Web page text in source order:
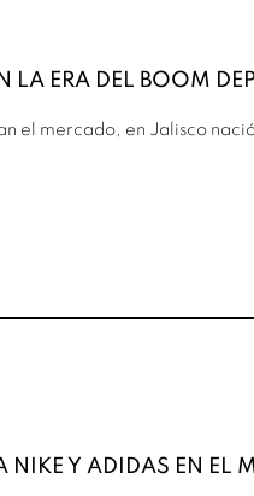
LA ERA DEL BOOM
el mercado, en Jalisco
Y ADIDAS EN EL